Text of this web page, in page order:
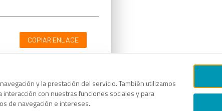
y la prestación del servicio. También utilizamos
con nuestras funciones sociales y para
de navegación e intereses.
COPIAR ENLACE